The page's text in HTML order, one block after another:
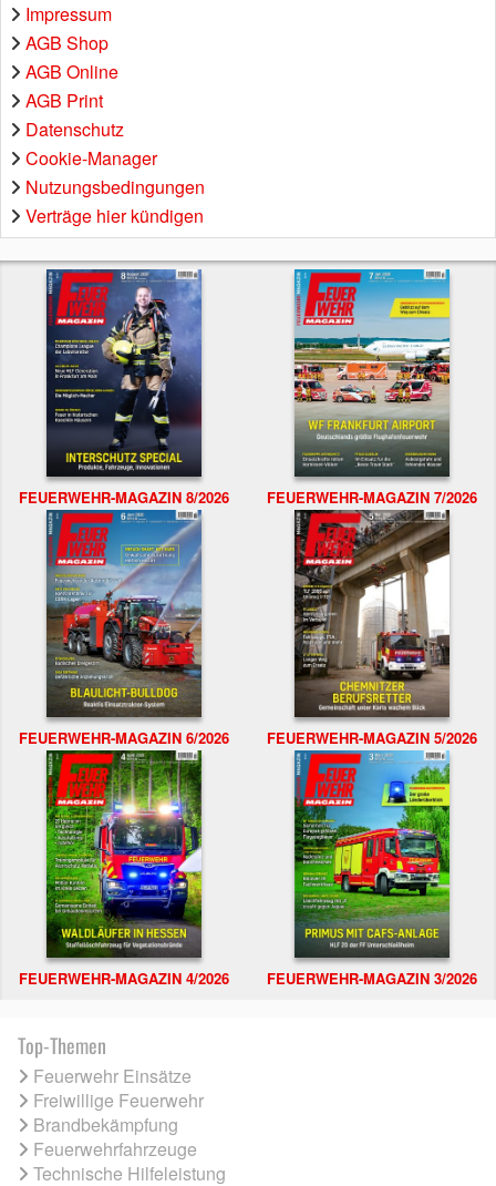
Impressum
AGB Shop
AGB Online
AGB Print
Datenschutz
Cookie-Manager
Nutzungsbedingungen
Verträge hier kündigen
FEUERWEHR-MAGAZIN 8/2026 FEUERWEHR-MAGAZIN 7/2026
FEUERWEHR-MAGAZIN 6/2026 FEUERWEHR-MAGAZIN 5/2026
FEUERWEHR-MAGAZIN 4/2026 FEUERWEHR-MAGAZIN 3/2026
Top-Themen
Feuerwehr Einsätze
Freiwillige Feuerwehr
Brandbekämpfung
Feuerwehrfahrzeuge
Technische Hilfeleistung